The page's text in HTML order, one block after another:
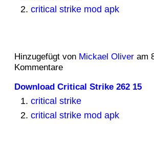
critical strike mod apk
Hinzugefügt von Mickael Oliveram
Kommentare
Download Critical Strike 262 15
critical strike
critical strike mod apk